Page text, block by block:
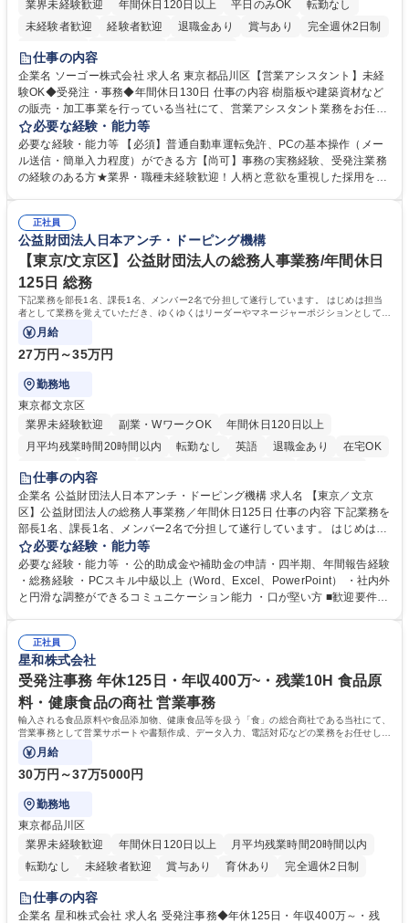
業界未経験歓迎
年間休日120日以上 平日のみOK
転勤なし
未経験者歓迎
経験者歓迎 退職金あり 賞与あり
完全週休2日制
交通費支給
仕事の内容
企業名 ソーゴー株式会社 求人名 東京都品川区【営業アシスタント】未経
験OK◆受発注・事務◆年間休日130日 仕事の内容 樹脂板や建築資材など
の販売・加工事業を行っている当社にて、営業アシスタント業務をお任せ
いたします。注文対応やWebデータの出力、各所への発注・加工依頼のほ
か、電話・メール対応等の事務業務を担当します。 ■受注・発注業務：FA
Xによる注文対応、Web発注データのプリントアウト、各仕入先・協力会
社への発注および加工依頼等 ■納品書・請求書の作成および発送手配 ■商
当社の指定する業務 募集職種 東京都品川区【営業アシスタント】未経験O
K◆受発注・事務◆年間休日130日
必要な経験・能力等
必要な経験・能力等 【必須】普通自動車運転免許、PCの基本操作（メー
ル送信・簡単入力程度）ができる方【尚可】事務の実務経験、受発注業務
の経験のある方★業界・職種未経験歓迎！人柄と意欲を重視した採用を行
変化に臨機応変かつ柔軟に対応できる方、約束を守り正確に作業を進めら
れる方を求めています。高度なPCスキルや関数知識は一切不要です。丁
寧な指導体制が整っているため、安心してお仕事をスタートしていただけ
ます。 学歴・資格 学歴：大学院 大学 高専 短大 専修学校 高校 語学力：
資格：
正社員
公益財団法人日本アンチ・ドーピング機構
【東京/文京区】公益財団法人の総務人事業務/年間休日
125日 総務
下記業務を部長1名、課長1名、メンバー2名で分担して遂行しています。 はじめは担当
者として業務を覚えていただき、ゆくゆくはリーダーやマネージャーポジションとして活
躍いただくことを期待しています。
月給
27万円～35万円
勤務地
東京都文京区
業界未経験歓迎
副業・WワークOK
年間休日120日以上
月平均残業時間20時間以内
転勤なし 英語 退職金あり
在宅OK
賞与あり
育休あり
食事補助あり
仕事の内容
企業名 公益財団法人日本アンチ・ドーピング機構 求人名 【東京／文京
区】公益財団法人の総務人事業務／年間休日125日 仕事の内容 下記業務を
部長1名、課長1名、メンバー2名で分担して遂行しています。 はじめは担
当者として業務を覚えていただき、ゆくゆくはリーダーやマネージャーポ
ジションとして活躍いただくことを期待しています。 【総務・人事グルー
プの業務内容】 ・人事制度関連 ・採用活動 ・教育研修の企画、実行 ・勤
怠管理 ・官公庁への各種提出 ・法定の会議運営（評議員会、理事会） ・
管理 ・福利厚生関連 ・職員からの問合せ、相談対応 ・その他日常の総務
業務全般 募集職種 【東京／文京区】公益財団法人の総務人事業務／年間
休日125日
必要な経験・能力等
必要な経験・能力等 ・公的助成金や補助金の申請・四半期、年間報告経験
・総務経験 ・PCスキル中級以上（Word、Excel、PowerPoint） ・社内外
と円滑な調整ができるコミュニケーション能力 ・口が堅い方 ■歓迎要件
正社員
星和株式会社
受発注事務 年休125日・年収400万~・残業10H 食品原
料・健康食品の商社 営業事務
輸入される食品原料や食品添加物、健康食品等を扱う「食」の総合商社である当社にて、
営業事務として営業サポートや書類作成、データ入力、電話対応などの業務をお任せしま
す。
月給
30万円～37万5000円
勤務地
東京都品川区
業界未経験歓迎
年間休日120日以上
月平均残業時間20時間以内
転勤なし
未経験者歓迎 賞与あり 育休あり
完全週休2日制
交通費支給
仕事の内容
企業名 星和株式会社 求人名 受発注事務◆年休125日・年収400万～・残